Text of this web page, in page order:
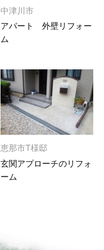
中津川市
アパート 外壁リフォー
ム
恵那市T様邸
玄関アプローチのリフォ
ーム